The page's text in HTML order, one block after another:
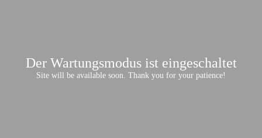
Der Wartungsmodus ist eingeschaltet
Site will be available soon. Thank you for your patience!